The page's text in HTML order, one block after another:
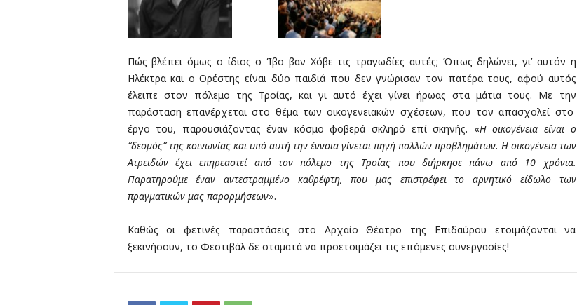
Πώς βλέπει όμως ο ίδιος ο Ίβο βαν Χόβε τις τραγωδίες αυτές; Όπως δηλώνει, γι’ αυτόν η
Ηλέκτρα και ο Ορέστης είναι δύο παιδιά που δεν γνώρισαν τον πατέρα τους, αφού αυτός
έλειπε στον πόλεμο της Τροίας, και γι αυτό έχει γίνει ήρωας στα μάτια τους. Με την
παράσταση επανέρχεται στο θέμα των οικογενειακών σχέσεων, που τον απασχολεί στο
έργο του, παρουσιάζοντας έναν κόσμο φοβερά σκληρό επί σκηνής. «Η οικογένεια είναι ο
“δεσμός” της κοινωνίας και υπό αυτή την έννοια γίνεται πηγή πολλών προβλημάτων. Η οικογένεια των
Ατρειδών έχει επηρεαστεί από τον πόλεμο της Τροίας που διήρκησε πάνω από 10 χρόνια.
Παρατηρούμε έναν αντεστραμμένο καθρέφτη, που μας επιστρέφει το αρνητικό είδωλο των
πραγματικών μας παρορμήσεων».
Καθώς οι φετινές παραστάσεις στο Αρχαίο Θέατρο της Επιδαύρου ετοιμάζονται να
ξεκινήσουν, το Φεστιβάλ δε σταματά να προετοιμάζει τις επόμενες συνεργασίες!